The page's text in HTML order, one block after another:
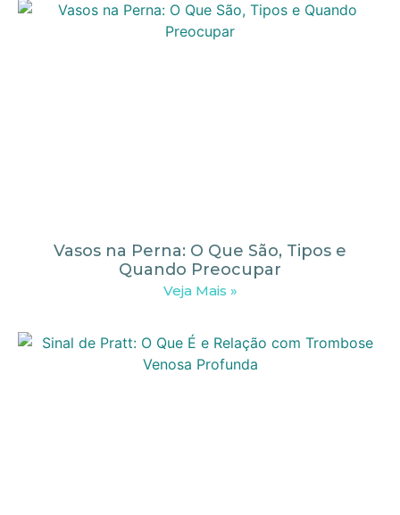
Vasos na Perna: O Que São, Tipos e
Quando Preocupar
Veja Mais »